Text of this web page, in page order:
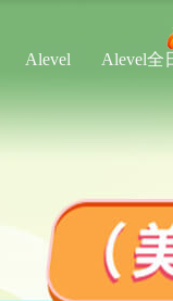
Alevel Alevel全